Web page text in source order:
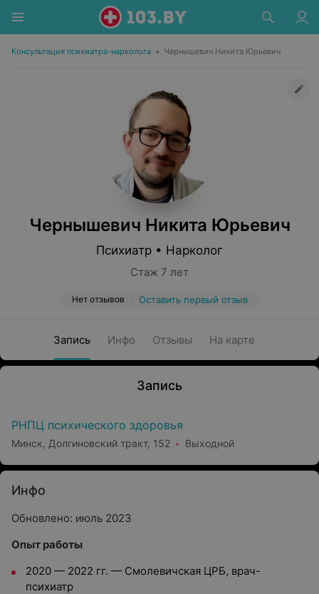
Консультация психиатра-нарколога • Чернышевич Никита Юрьевич
Чернышевич Никита Юрьевич
Психиатр • Нарколог
Стаж 7 лет
Нет отзывов Оставить первый отзыв
Запись Инфо Отзывы На карте
Запись
РНПЦ психического здоровья
Минск, Долгиновский тракт, 152 Выходной
Инфо
Обновлено: июль 2023
Опыт работы
2020 — 2022 гг. — Смолевичская ЦРБ, врач-
психиатр